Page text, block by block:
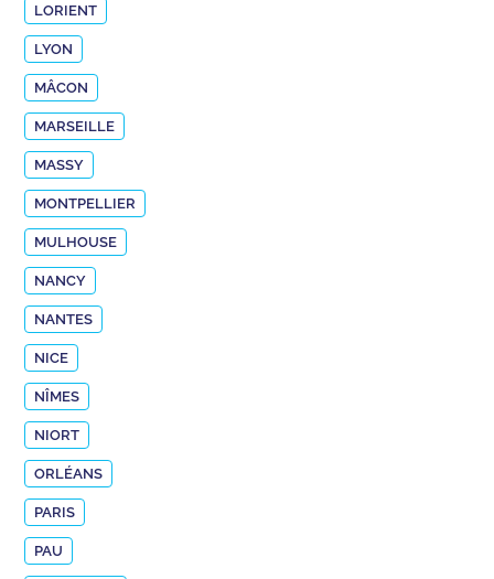
LORIENT
LYON
MÂCON
MARSEILLE
MASSY
MONTPELLIER
MULHOUSE
NANCY
NANTES
NICE
NÎMES
NIORT
ORLÉANS
PARIS
PAU